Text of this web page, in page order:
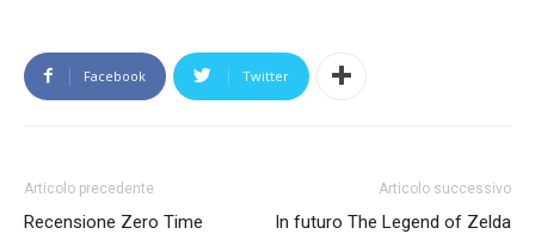
Facebook Twitter
Articolo precedente
Recensione Zero Time
Articolo successivo
In futuro The Legend of Zelda